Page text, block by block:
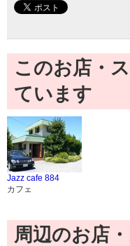
このお店・
ています
Jazz cafe 884
カフェ
周辺のお店